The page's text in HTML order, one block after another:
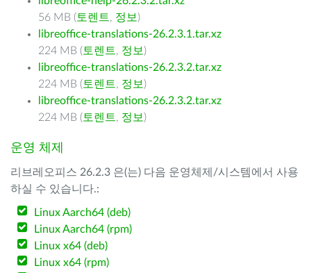
56 MB ( 토렌트, 정보 )
libreoffice-translations-26.2.3.1.tar.xz
224 MB ( 토렌트, 정보 )
libreoffice-translations-26.2.3.2.tar.xz
224 MB ( 토렌트, 정보 )
libreoffice-translations-26.2.3.2.tar.xz
224 MB ( 토렌트, 정보 )
운영 체제
리브레오피스 26.2.3 은(는) 다음 운영체제/시스템에서 사용
하실 수 있습니다.:
Linux Aarch64 (deb)
Linux Aarch64 (rpm)
Linux x64 (deb)
Linux x64 (rpm)